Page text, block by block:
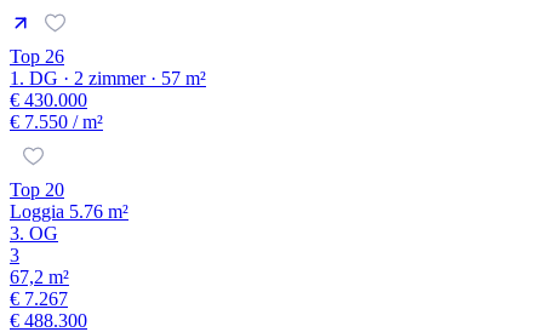
Top 26
1. DG · 2 zimmer · 57 m²
€ 430.000
€ 7.550 / m²
Top 20
Loggia 5.76 m²
3. OG
3
67,2 m²
€ 7.267
€ 488.300